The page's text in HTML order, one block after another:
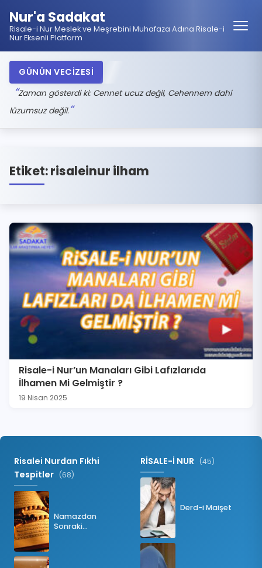
Nur'a Sadakat
Risale-i Nur Meslek ve Meşrebini Muhafaza Adına Risale-i
Nur Eksenli Platform
GÜNÜN VECİZESİ
Zaman gösterdi ki: Cennet ucuz değil, Cehennem dahi
lüzumsuz değil.
Etiket:risaleinur ilham
Risale-i Nur’un Manaları Gibi Lafızlarıda
İlhamen Mi Gelmiştir ?
19 Nisan 2025
Risalei Nurdan Fıkhi
Tespitler (68)
Namazdan
Sonraki
RİSALE-İ NUR (45)
Derd-i Maişet